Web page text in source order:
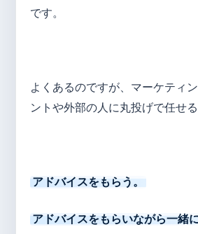
です。
よくあるのですが、マーケティ
ントや外部の人に丸投げで任せる
アドバイスをもらう。
アドバイスをもらいながら一緒